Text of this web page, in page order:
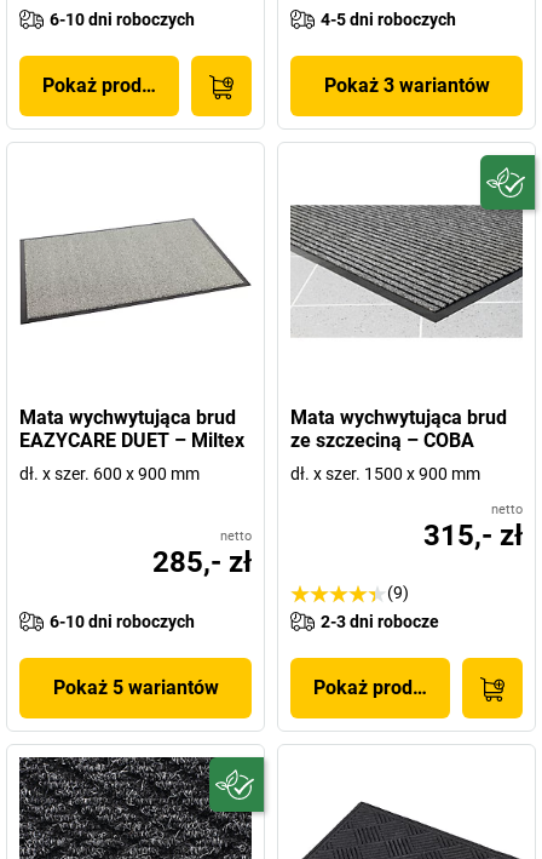
6-10 dni roboczych
Pokaż produkt
4-5 dni roboczych
Pokaż 3 wariantów
Mata wychwytująca brud
EAZYCARE DUET – Miltex
dł. x szer. 600 x 900 mm
netto
285,- zł
6-10 dni roboczych
Pokaż 5 wariantów
Mata wychwytująca brud
ze szczeciną – COBA
dł. x szer. 1500 x 900 mm
netto
315,- zł
(9)
2-3 dni robocze
Pokaż produkt